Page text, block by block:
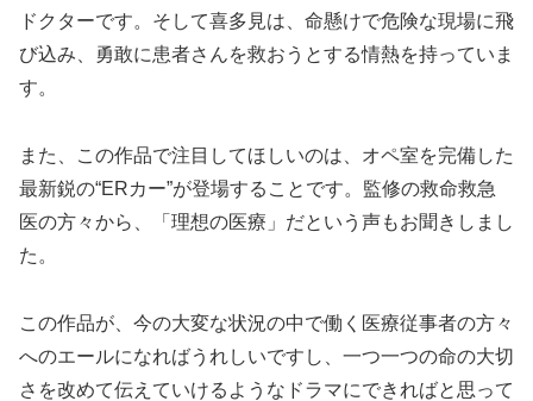
ドクターです。そして喜多見は、命懸けで危険な現場に飛
び込み、勇敢に患者さんを救おうとする情熱を持っていま
す。
また、この作品で注目してほしいのは、オペ室を完備した
最新鋭の“ERカー”が登場することです。監修の救命救急
医の方々から、「理想の医療」だという声もお聞きしまし
た。
この作品が、今の大変な状況の中で働く医療従事者の方々
へのエールになればうれしいですし、一つ一つの命の大切
さを改めて伝えていけるようなドラマにできればと思って